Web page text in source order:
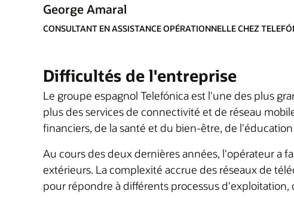
George Amaral
CONSULTANT EN ASSISTANCE OPÉRATIONNELLE CHEZ
Difficultés de l'entreprise
Le groupe espagnol Telefónica est l'une des plus
plus des services de connectivité et de réseau
financiers, de la santé et du bien-être, de
Au cours des deux dernières années, l'opérateur a
extérieurs. La complexité accrue des réseaux de
pour répondre à différents processus